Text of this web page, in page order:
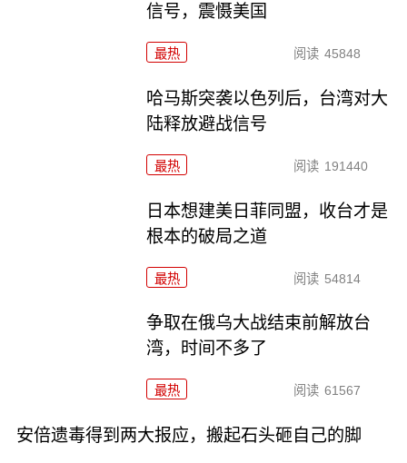
信号，震慑美国
最热 阅读 45848
哈马斯突袭以色列后，台湾对大
陆释放避战信号
最热 阅读 191440
日本想建美日菲同盟，收台才是
根本的破局之道
最热 阅读 54814
争取在俄乌大战结束前解放台
湾，时间不多了
最热 阅读 61567
安倍遗毒得到两大报应，搬起石头砸自己的脚